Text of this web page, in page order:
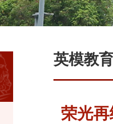
英模教
荣光